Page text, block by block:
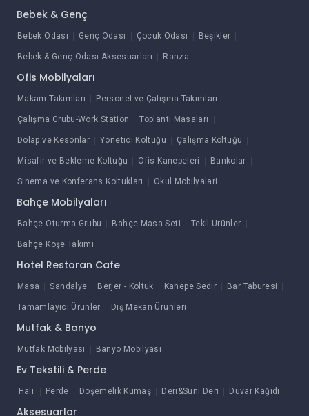
Bebek & Genç
Bebek Odası Genç Odası Çocuk Odası Beşikler
Bebek & Genç Odası Aksesuarları Ranza
Ofis Mobilyaları
Makam Takımları Personel ve Çalışma Takımları
Çalışma Grubu-Work Station Toplantı Masaları
Dolap ve Kesonlar Yönetici Koltuğu Çalışma Koltuğu
Misafir ve Bekleme Koltuğu Ofis Kanepeleri Bankolar
Sinema ve Konferans Koltukları Okul Mobilyalari
Bahçe Mobilyaları
Bahçe Oturma Grubu Bahçe Masa Seti Tekil Ürünler
Bahçe Köşe Takımı
Hotel Restoran Cafe
Masa Sandalye Berjer - Koltuk Kanepe Sedir Bar Taburesi
Tamamlayıcı Ürünler Dış Mekan Ürünleri
Mutfak & Banyo
Mutfak Mobilyası Banyo Mobilyası
Ev Tekstili & Perde
Halı Perde Döşemelik Kumaş Deri&Suni Deri Duvar Kağıdı
Aksesuarlar